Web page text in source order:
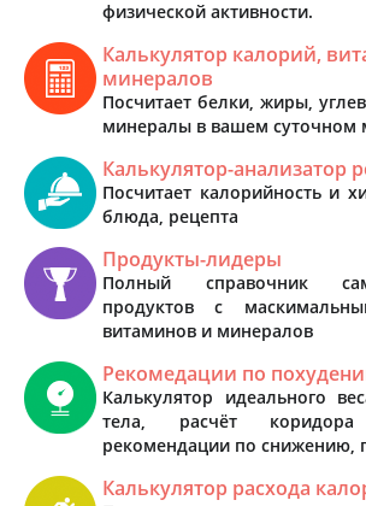
физической активности.
Калькулятор калорий,
минералов
Посчитает белки, жиры,
минералы в вашем суточном
Калькулятор-анализатор
Посчитает калорийность и
блюда, рецепта
Продукты-лидеры
Полный справочник
продуктов с
витаминов и минералов
Рекомедации по
Калькулятор идеального
тела, расчёт коридора
рекомендации по снижению,
Калькулятор расхода